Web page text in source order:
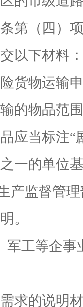
第（四）
以下材料：
物运输申
的物品范
应当标注“
的单位基
监督管理
。
工等企事
的说明